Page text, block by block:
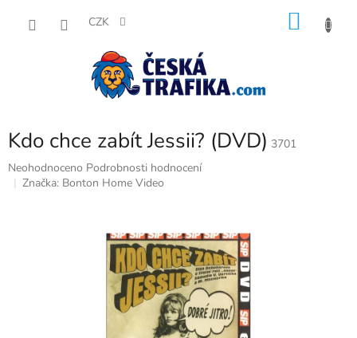
CZK
Kdo chce zabít Jessii? (DVD) 3701
Průměrné
hodnocení
Neohodnoceno Podrobnosti hodnocení
Značka: Bonton Home Video